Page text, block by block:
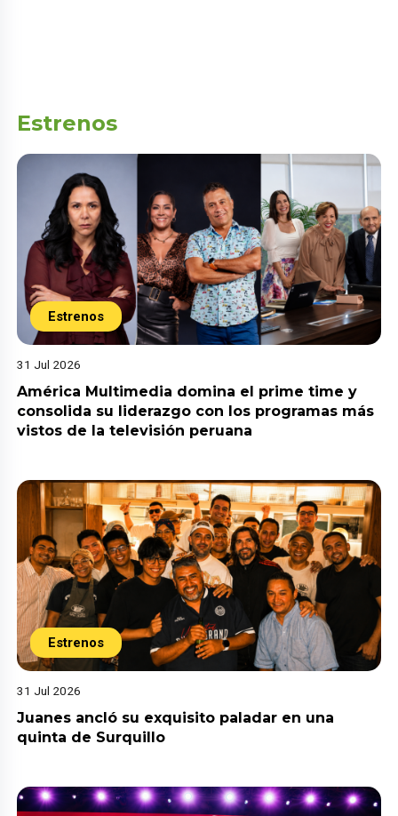
Estrenos
Estrenos
31 Jul 2026
América Multimedia domina el prime time y
consolida su liderazgo con los programas más
vistos de la televisión peruana
Estrenos
31 Jul 2026
Juanes ancló su exquisito paladar en una
quinta de Surquillo